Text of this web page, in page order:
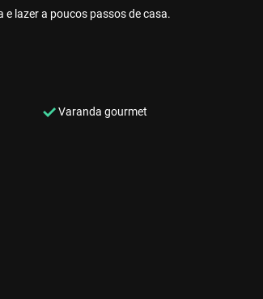
lazer a poucos passos de casa.
Varanda gourmet